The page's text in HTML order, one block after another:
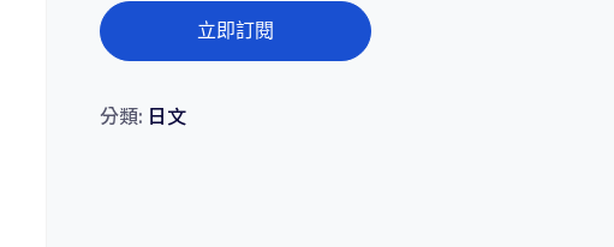
Club
日
2.0（全）
立即訂閱
分類: 日文